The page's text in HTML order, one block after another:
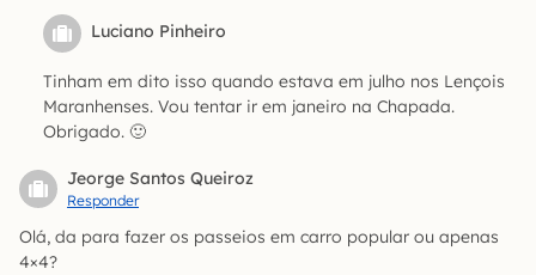
Luciano Pinheiro
Tinham em dito isso quando estava em julho nos Lençois
Maranhenses. Vou tentar ir em janeiro na Chapada.
Obrigado. 🙂
Jeorge Santos Queiroz
Responder
Olá, da para fazer os passeios em carro popular ou apenas
4×4?